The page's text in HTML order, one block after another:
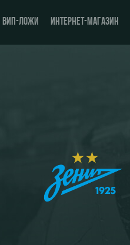
ВИП-ЛОЖИ ИНТЕРНЕТ-МАГАЗИН
ВИП-ЗОНЫ